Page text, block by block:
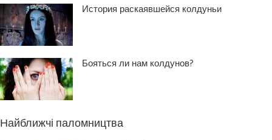
История раскаявшейся колдуньи
Бояться ли нам колдунов?
Найближчі паломництва